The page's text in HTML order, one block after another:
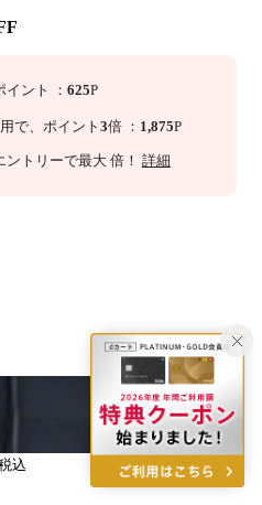
イント ： 625P
で、 ポイント 3倍 ： 1,875P
ントリーで最大 倍！ 詳細
込